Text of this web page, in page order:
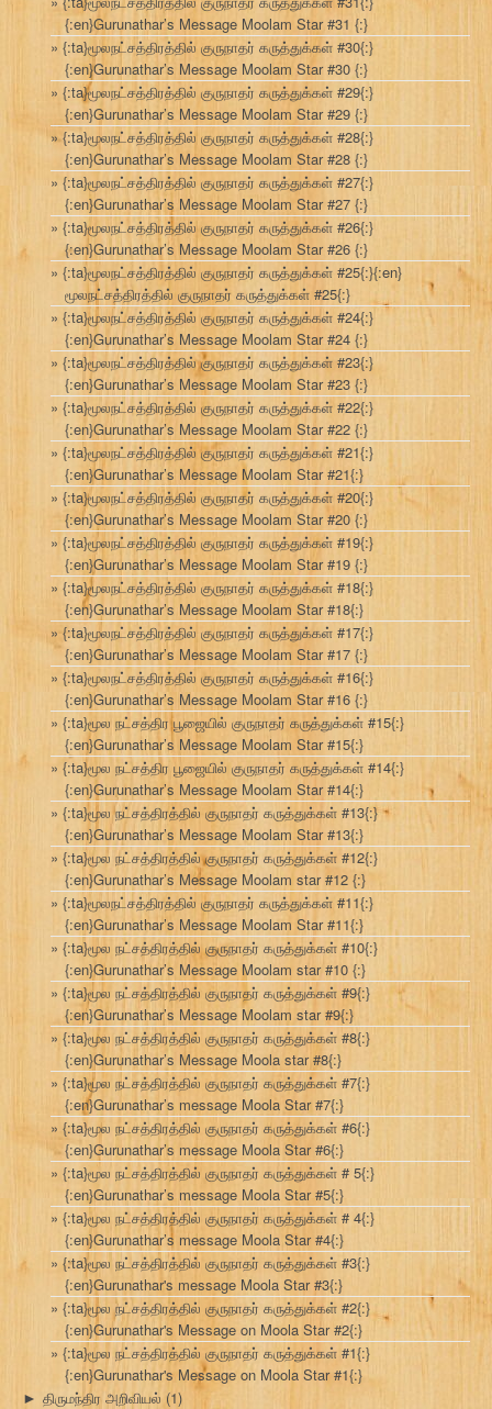
{:en}Gurunathar’s Message Moolam Star #31 {:}
{:ta}மூலநட்சத்திரத்தில் குருநாதர் கருத்துக்கள் #30{:}
{:en}Gurunathar’s Message Moolam Star #30 {:}
{:ta}மூலநட்சத்திரத்தில் குருநாதர் கருத்துக்கள் #29{:}
{:en}Gurunathar’s Message Moolam Star #29 {:}
{:ta}மூலநட்சத்திரத்தில் குருநாதர் கருத்துக்கள் #28{:}
{:en}Gurunathar’s Message Moolam Star #28 {:}
{:ta}மூலநட்சத்திரத்தில் குருநாதர் கருத்துக்கள் #27{:}
{:en}Gurunathar’s Message Moolam Star #27 {:}
{:ta}மூலநட்சத்திரத்தில் குருநாதர் கருத்துக்கள் #26{:}
{:en}Gurunathar’s Message Moolam Star #26 {:}
{:ta}மூலநட்சத்திரத்தில் குருநாதர் கருத்துக்கள் #25{:}{:en}
மூலநட்சத்திரத்தில் குருநாதர் கருத்துக்கள் #25{:}
{:ta}மூலநட்சத்திரத்தில் குருநாதர் கருத்துக்கள் #24{:}
{:en}Gurunathar’s Message Moolam Star #24 {:}
{:ta}மூலநட்சத்திரத்தில் குருநாதர் கருத்துக்கள் #23{:}
{:en}Gurunathar’s Message Moolam Star #23 {:}
{:ta}மூலநட்சத்திரத்தில் குருநாதர் கருத்துக்கள் #22{:}
{:en}Gurunathar’s Message Moolam Star #22 {:}
{:ta}மூலநட்சத்திரத்தில் குருநாதர் கருத்துக்கள் #21{:}
{:en}Gurunathar’s Message Moolam Star #21{:}
{:ta}மூலநட்சத்திரத்தில் குருநாதர் கருத்துக்கள் #20{:}
{:en}Gurunathar’s Message Moolam Star #20 {:}
{:ta}மூலநட்சத்திரத்தில் குருநாதர் கருத்துக்கள் #19{:}
{:en}Gurunathar’s Message Moolam Star #19 {:}
{:ta}மூலநட்சத்திரத்தில் குருநாதர் கருத்துக்கள் #18{:}
{:en}Gurunathar’s Message Moolam Star #18{:}
{:ta}மூலநட்சத்திரத்தில் குருநாதர் கருத்துக்கள் #17{:}
{:en}Gurunathar’s Message Moolam Star #17 {:}
{:ta}மூலநட்சத்திரத்தில் குருநாதர் கருத்துக்கள் #16{:}
{:en}Gurunathar’s Message Moolam Star #16 {:}
{:ta}மூல நட்சத்திர பூஜையில் குருநாதர் கருத்துக்கள் #15{:}
{:en}Gurunathar’s Message Moolam Star #15{:}
{:ta}மூல நட்சத்திர பூஜையில் குருநாதர் கருத்துக்கள் #14{:}
{:en}Gurunathar’s Message Moolam Star #14{:}
{:ta}மூல நட்சத்திரத்தில் குருநாதர் கருத்துக்கள் #13{:}
{:en}Gurunathar’s Message Moolam Star #13{:}
{:ta}மூல நட்சத்திரத்தில் குருநாதர் கருத்துக்கள் #12{:}
{:en}Gurunathar’s Message Moolam star #12 {:}
{:ta}மூலநட்சத்திரத்தில் குருநாதர் கருத்துக்கள் #11{:}
{:en}Gurunathar’s Message Moolam Star #11{:}
{:ta}மூல நட்சத்திரத்தில் குருநாதர் கருத்துக்கள் #10{:}
{:en}Gurunathar’s Message Moolam star #10 {:}
{:ta}மூல நட்சத்திரத்தில் குருநாதர் கருத்துக்கள் #9{:}
{:en}Gurunathar’s Message Moolam star #9{:}
{:ta}மூல நட்சத்திரத்தில் குருநாதர் கருத்துக்கள் #8{:}
{:en}Gurunathar’s Message Moola star #8{:}
{:ta}மூல நட்சத்திரத்தில் குருநாதர் கருத்துக்கள் #7{:}
{:en}Gurunathar’s message Moola Star #7{:}
{:ta}மூல நட்சத்திரத்தில் குருநாதர் கருத்துக்கள் #6{:}
{:en}Gurunathar’s message Moola Star #6{:}
{:ta}மூல நட்சத்திரத்தில் குருநாதர் கருத்துக்கள் # 5{:}
{:en}Gurunathar’s message Moola Star #5{:}
{:ta}மூல நட்சத்திரத்தில் குருநாதர் கருத்துக்கள் # 4{:}
{:en}Gurunathar’s message Moola Star #4{:}
{:ta}மூல நட்சத்திரத்தில் குருநாதர் கருத்துக்கள் #3{:}
{:en}Gurunathar's message Moola Star #3{:}
{:ta}மூல நட்சத்திரத்தில் குருநாதர் கருத்துக்கள் #2{:}
{:en}Gurunathar's Message on Moola Star #2{:}
{:ta}மூல நட்சத்திரத்தில் குருநாதர் கருத்துக்கள் #1{:}
{:en}Gurunathar's Message on Moola Star #1{:}
► திருமந்திர அறிவியல் (1)